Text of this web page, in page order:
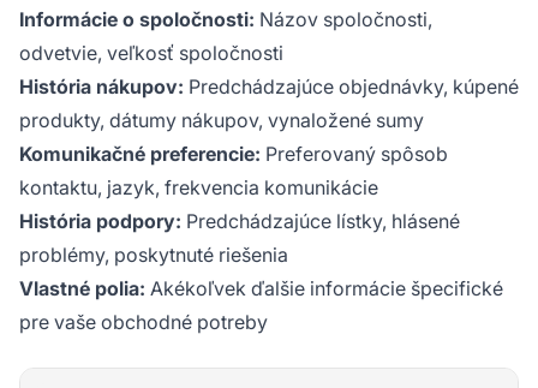
Informácie o spoločnosti: Názov spoločnosti,
odvetvie, veľkosť spoločnosti
História nákupov: Predchádzajúce objednávky, kúpené
produkty, dátumy nákupov, vynaložené sumy
Komunikačné preferencie: Preferovaný spôsob
kontaktu, jazyk, frekvencia komunikácie
História podpory: Predchádzajúce lístky, hlásené
problémy, poskytnuté riešenia
Vlastné polia: Akékoľvek ďalšie informácie špecifické
pre vaše obchodné potreby